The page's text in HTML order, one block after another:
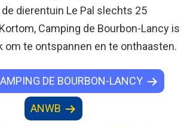
dierentuin Le Pal slechts 25
Camping de Bourbon-Lancy is
om te ontspannen en te onthaasten.
DE BOURBON-LANCY
ANWB